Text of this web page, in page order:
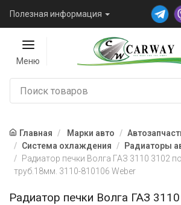
Полезная информация
Меню
Главная Марки авто
Система охлаждения
Радиаторы
Радиатор печки Волга ГАЗ 3110 3102
труб.18мм. 3110-810106 Weber
Радиатор печки Волга ГАЗ